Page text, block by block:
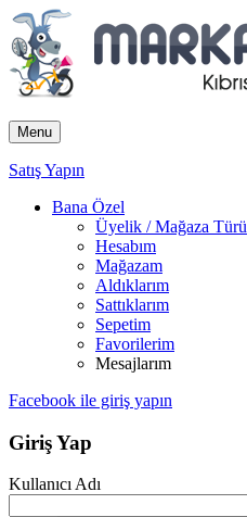
Menu
Satış Yapın
Bana Özel
Üyelik / Mağaza Türü
Hesabım
Mağazam
Aldıklarım
Sattıklarım
Sepetim
Favorilerim
Mesajlarım
Facebook ile giriş yapın
Giriş Yap
Kullanıcı Adı